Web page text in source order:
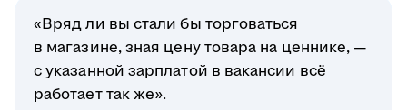
«Вряд ли вы стали бы торговаться
в магазине, зная цену товара на ценнике, —
с указанной зарплатой в вакансии всё
работает так же».